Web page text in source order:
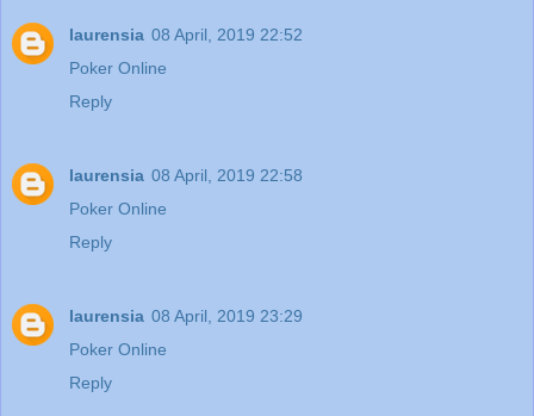
laurensia 08 April, 2019 22:52
Poker Online
Reply
laurensia 08 April, 2019 22:58
Poker Online
Reply
laurensia 08 April, 2019 23:29
Poker Online
Reply